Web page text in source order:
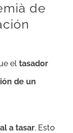
de
el tasador
de un
a tasar. Esto